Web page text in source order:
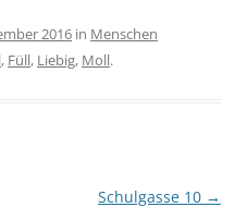
2016 in Menschen
, Füll, Liebig, Moll.
Schulgasse 10 →